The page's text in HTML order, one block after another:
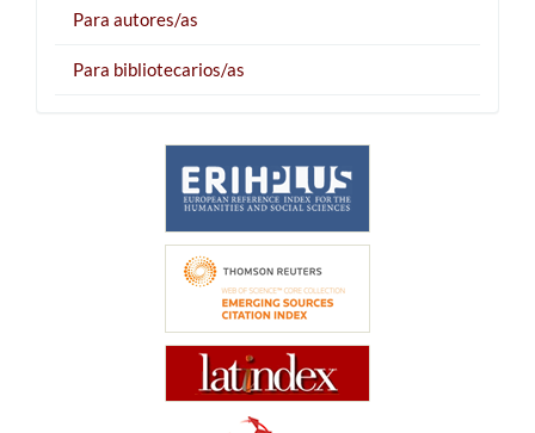
Para autores/as
Para bibliotecarios/as